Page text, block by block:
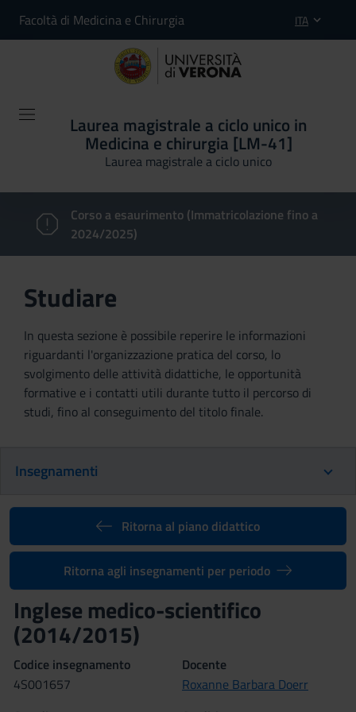
Facoltà di Medicina e Chirurgia ITA
Laurea magistrale a ciclo unico in
Medicina e chirurgia [LM-41]
Laurea magistrale a ciclo unico
Corso a esaurimento (Immatricolazione fino a
2024/2025)
Studiare
In questa sezione è possibile reperire le informazioni
riguardanti l'organizzazione pratica del corso, lo
svolgimento delle attività didattiche, le opportunità
formative e i contatti utili durante tutto il percorso di
studi, fino al conseguimento del titolo finale.
Insegnamenti
Ritorna al piano didattico
Ritorna agli insegnamenti per periodo
Inglese medico-scientifico
(2014/2015)
Codice insegnamento
4S001657
Docente
Roxanne Barbara Doerr